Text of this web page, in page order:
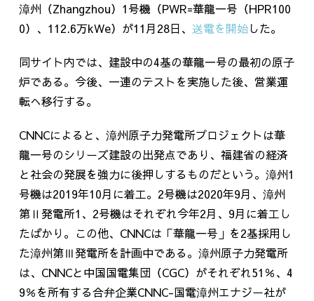
漳州（Zhangzhou） 1号機（PWR=華龍一号（HPR100
0）、 112.6万kWe）が11月28日、 送電を開始した。
同サイト内では、建設中の4基の華龍一号の最初の原子
炉である。今後、一連のテストを実施した後、営業運
転へ移行する。
CNNCによると、漳州原子力発電所プロジェクトは華
龍一号のシリーズ建設の出発点であり、福建省の経済
と社会の発展を強力に後押しするものだという。漳州1
号機は2019年10月に着工。 2号機は2020年9月、漳州
第Ⅱ発電所1 、 2号機はそれぞれ今年2月、 9月に着工し
たばかり。この他、 CNNCは「華龍一号」を2基採用し
た漳州第Ⅲ発電所を計画中である。漳州原子力発電所
は、 CNNCと中国国電集団（CGC）がそれぞれ51 ％、 4
9％を所有する合弁企業CNNC-国電漳州エナジー社が